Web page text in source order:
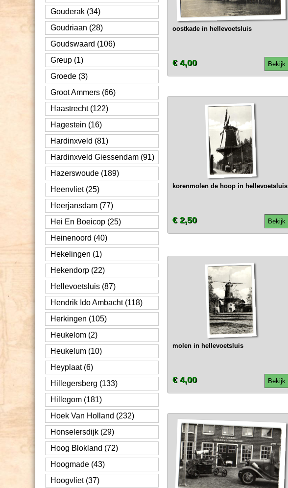
Gouderak (34)
Goudriaan (28)
Goudswaard (106)
Greup (1)
Groede (3)
Groot Ammers (66)
Haastrecht (122)
Hagestein (16)
Hardinxveld (81)
Hardinxveld Giessendam (91)
Hazerswoude (189)
Heenvliet (25)
Heerjansdam (77)
Hei En Boeicop (25)
Heinenoord (40)
Hekelingen (1)
Hekendorp (22)
Hellevoetsluis (87)
Hendrik Ido Ambacht (118)
Herkingen (105)
Heukelom (2)
Heukelum (10)
Heyplaat (6)
Hillegersberg (133)
Hillegom (181)
Hoek Van Holland (232)
Honselersdijk (29)
Hoog Blokland (72)
Hoogmade (43)
Hoogvliet (37)
oostkade in hellevoetsluis
Bekijk
€ 4,00
korenmolen de hoop in hellevoetsluis
Bekijk
€ 2,50
molen in hellevoetsluis
Bekijk
€ 4,00